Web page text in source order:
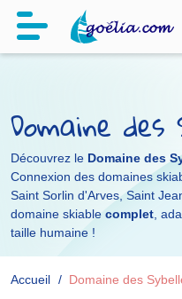
Domaine des
Découvrez le Domaine des
Connexion des domaines
Saint Sorlin d'Arves, Saint
domaine skiable complet ,
taille humaine !
Accueil Domaine des